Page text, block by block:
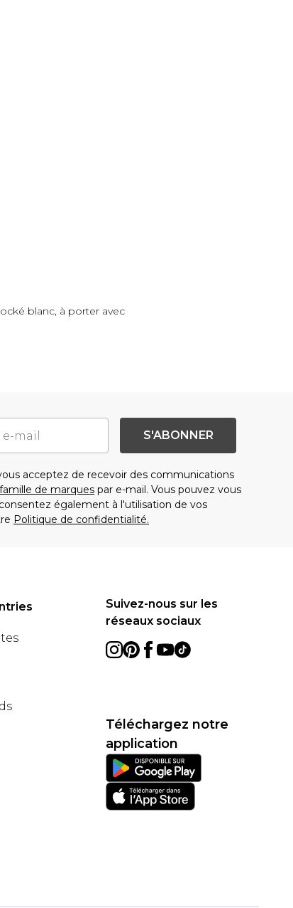
blanc, à porter avec
S'ABONNER
acceptez de recevoir des communications
famille de marques par e-mail. Vous pouvez vous
également à l'utilisation de vos
Politique de confidentialité.
Suivez-nous sur les
réseaux sociaux
Téléchargez notre
application